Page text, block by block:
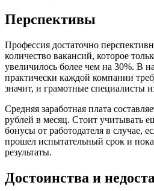
Перспективы
Профессия достаточно
количество вакансий, которое
увеличилось более чем на 30%. В
практически каждой компании
значит, и грамотные специалисты
Средняя заработная плата
рублей в месяц. Стоит учитывать
бонусы от работодателя в случае,
прошел испытательный срок и
результаты.
Достоинства и